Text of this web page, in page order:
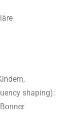
shaping):